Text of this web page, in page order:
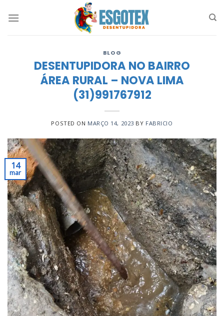
BLOG
DESENTUPIDORA NO BAIRRO
ÁREA RURAL – NOVA LIMA
(31)991767912
POSTED ON MARÇO 14, 2023 BY FABRICIO
14
mar